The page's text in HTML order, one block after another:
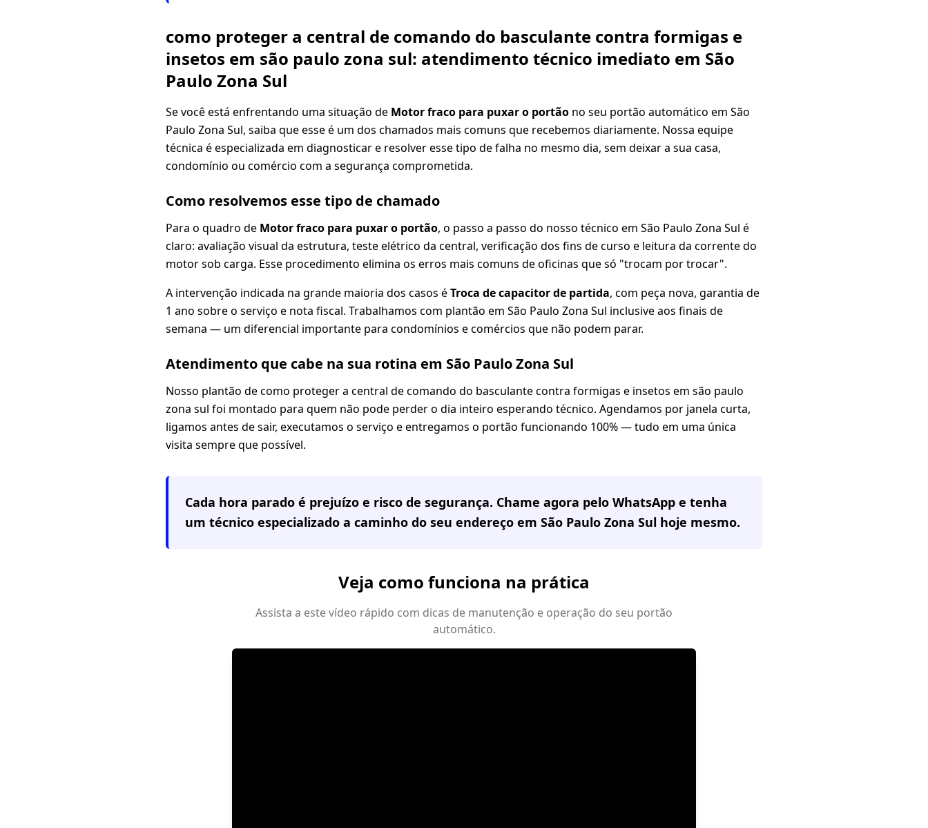
como proteger a central de comando do basculante contra formigas e
insetos em são paulo zona sul: atendimento técnico imediato em São
Paulo Zona Sul
Se você está enfrentando uma situação de Motor fraco para puxar o portão no seu portão automático em São
Paulo Zona Sul, saiba que esse é um dos chamados mais comuns que recebemos diariamente. Nossa equipe
técnica é especializada em diagnosticar e resolver esse tipo de falha no mesmo dia, sem deixar a sua casa,
condomínio ou comércio com a segurança comprometida.
Como resolvemos esse tipo de chamado
Para o quadro de Motor fraco para puxar o portão, o passo a passo do nosso técnico em São Paulo Zona Sul é
claro: avaliação visual da estrutura, teste elétrico da central, verificação dos fins de curso e leitura da corrente do
motor sob carga. Esse procedimento elimina os erros mais comuns de oficinas que só "trocam por trocar".
A intervenção indicada na grande maioria dos casos éTroca de capacitor de partida, com peça nova, garantia de
1 ano sobre o serviço e nota fiscal. Trabalhamos com plantão em São Paulo Zona Sul inclusive aos finais de
semana — um diferencial importante para condomínios e comércios que não podem parar.
Atendimento que cabe na sua rotina em São Paulo Zona Sul
Nosso plantão de como proteger a central de comando do basculante contra formigas e insetos em são paulo
zona sul foi montado para quem não pode perder o dia inteiro esperando técnico. Agendamos por janela curta,
ligamos antes de sair, executamos o serviço e entregamos o portão funcionando 100% — tudo em uma única
visita sempre que possível.
Cada hora parado é prejuízo e risco de segurança. Chame agora pelo WhatsApp e tenha
um técnico especializado a caminho do seu endereço em São Paulo Zona Sul hoje mesmo.
Veja como funciona na prática
Assista a este vídeo rápido com dicas de manutenção e operação do seu portão
automático.